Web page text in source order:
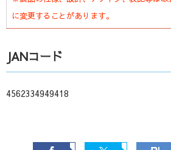
に変更することがあります。
JANコード
4562334949418